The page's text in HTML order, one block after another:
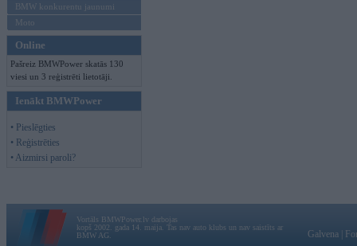
BMW konkurentu jaunumi
Moto
Online
Pašreiz BMWPower skatās 130
viesi un 3 reģistrēti lietotāji.
Ienākt BMWPower
• Pieslēgties
• Reģistrēties
• Aizmirsi paroli?
Vortāls BMWPower.lv darbojas
kopš 2002. gada 14. maija. Tas nav auto klubs un nav saistīts ar
BMW AG.
Galvena